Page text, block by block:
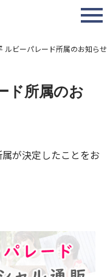
MENU
ルビーパレード所属のお知らせ
ド所属のお
が決定したことをお